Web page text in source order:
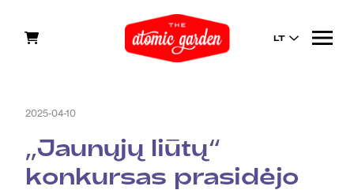
LT
2025-04-10
,,Jaunųjų liūtų“
konkursas prasidėjo